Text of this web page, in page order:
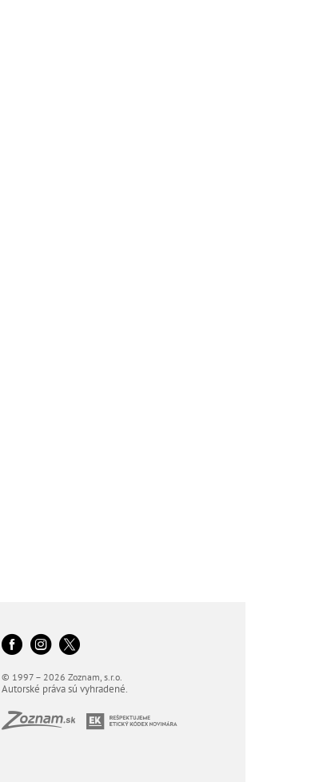
© 1997 – 2026 Zoznam, s.r.o.
Autorské práva sú vyhradené.